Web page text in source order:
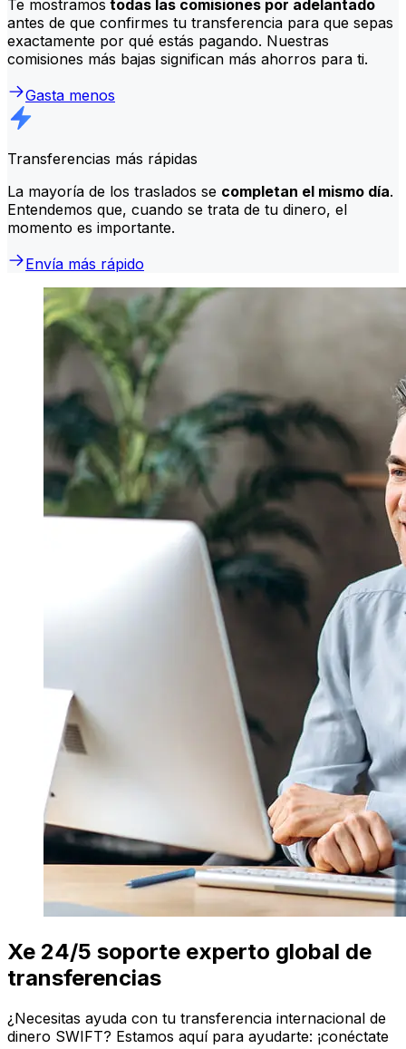
Te mostramos todas las comisiones por adelantado
antes de que confirmes tu transferencia para que sepas
exactamente por qué estás pagando. Nuestras
comisiones más bajas significan más ahorros para ti.
Gasta menos
Transferencias más rápidas
La mayoría de los traslados se completan el mismo día.
Entendemos que, cuando se trata de tu dinero, el
momento es importante.
Envía más rápido
Xe 24/5 soporte experto global de
transferencias
¿Necesitas ayuda con tu transferencia internacional de
dinero SWIFT? Estamos aquí para ayudarte: ¡conéctate